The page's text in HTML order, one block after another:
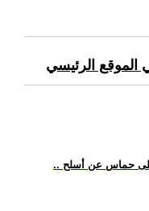
الموقع الرئيسي
حماس عن أسلح